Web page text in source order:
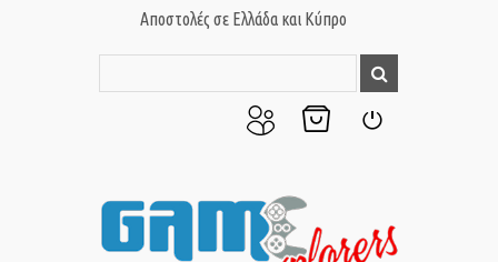
Αποστολές σε Ελλάδα και Κύπρο
μου